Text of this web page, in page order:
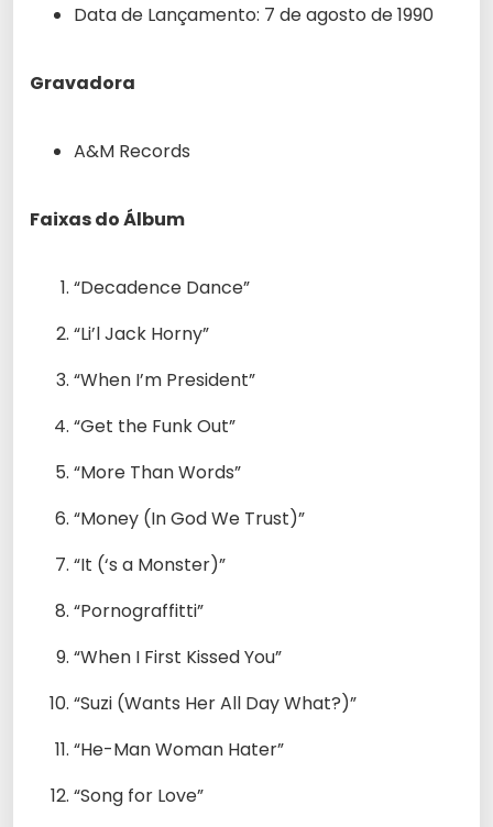
Data de Lançamento: 7 de agosto de 1990
Gravadora
A&M Records
Faixas do Álbum
“Decadence Dance”
“Li’l Jack Horny”
“When I’m President”
“Get the Funk Out”
“More Than Words”
“Money (In God We Trust)”
“It (‘s a Monster)”
“Pornograffitti”
“When I First Kissed You”
“Suzi (Wants Her All Day What?)”
“He-Man Woman Hater”
“Song for Love”